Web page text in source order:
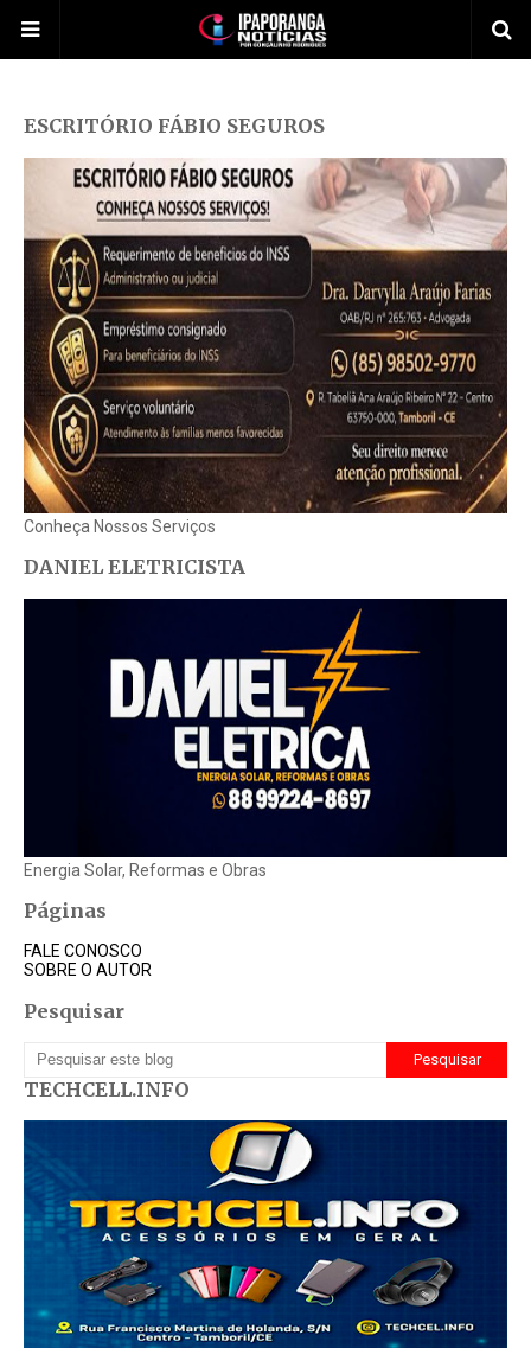
ESCRITÓRIO FÁBIO SEGUROS
Conheça Nossos Serviços
DANIEL ELETRICISTA
Energia Solar, Reformas e Obras
Páginas
FALE CONOSCO
SOBRE O AUTOR
Pesquisar
TECHCELL.INFO